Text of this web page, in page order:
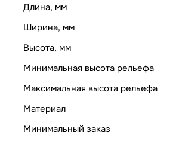
Длина, мм
Ширина, мм
Высота, мм
Минимальная высота рельефа
Максимальная высота рельефа
Материал
Минимальный заказ